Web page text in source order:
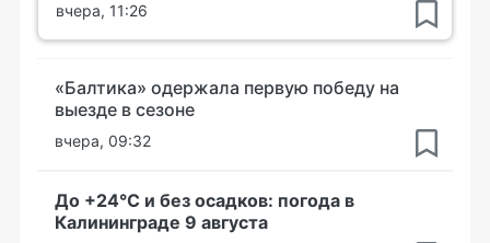
вчера, 11:26
«Балтика» одержала первую победу на
выезде в сезоне
вчера, 09:32
До +24°С и без осадков: погода в
Калининграде 9 августа